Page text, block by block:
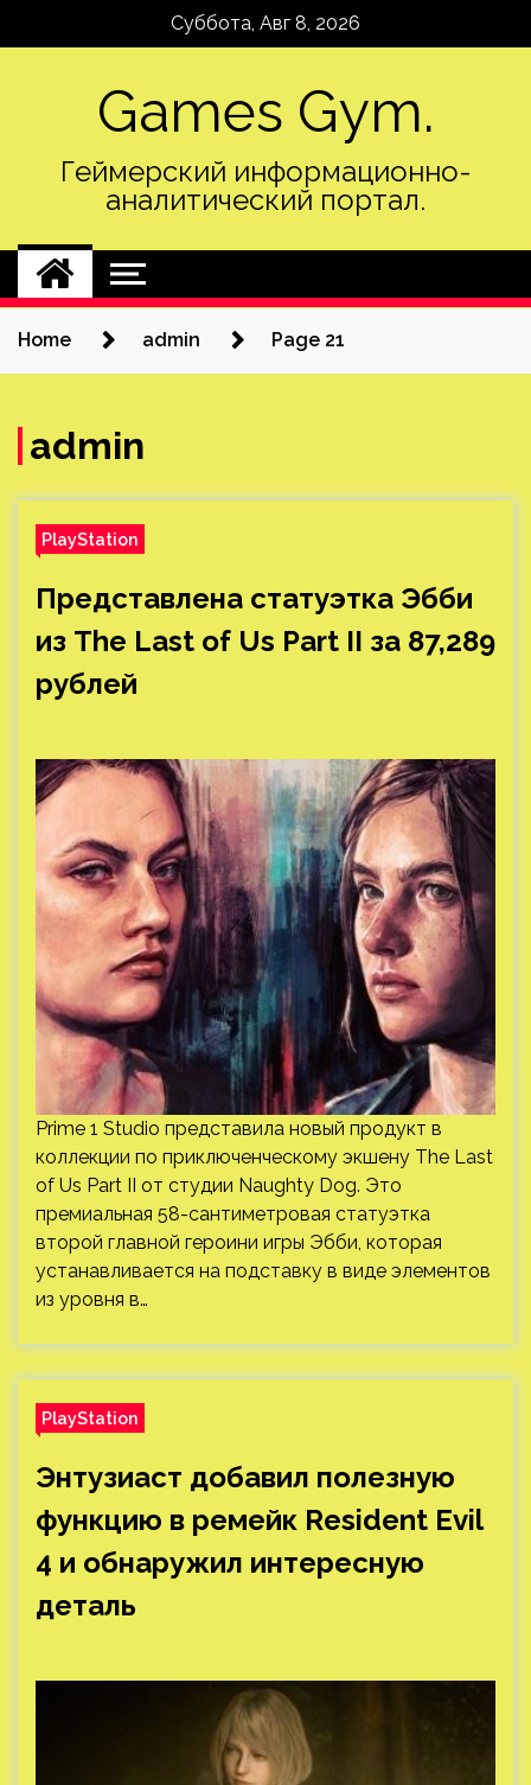
Суббота, Авг 8, 2026
Games Gym.
Геймерский информационно-
аналитический портал.
Home admin Page 21
admin
PlayStation
Представлена статуэтка Эбби
из The Last of Us Part II за 87,289
рублей
Prime 1 Studio представила новый продукт в
коллекции по приключенческому экшену The Last
of Us Part II от студии Naughty Dog. Это
премиальная 58-сантиметровая статуэтка
второй главной героини игры Эбби, которая
устанавливается на подставку в виде элементов
из уровня в…
PlayStation
Энтузиаст добавил полезную
функцию в ремейк Resident Evil
4 и обнаружил интересную
деталь